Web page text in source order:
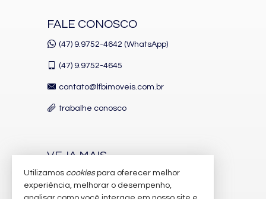
FALE CONOSCO
(47) 9.9752-4642 (WhatsApp)
(47) 9.9752-4645
contato@lfbimoveis.com.br
trabalhe conosco
VEJA MAIS
receba nosso newsletter
indicadores financeiros
Utilizamos cookiespara oferecer melhor
experiência, melhorar o desempenho,